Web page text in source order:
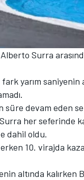
Surra
yarım saniyenin
süre devam eden
her seferinde
dahil oldu.
10. virajda kaza
altında kalırken